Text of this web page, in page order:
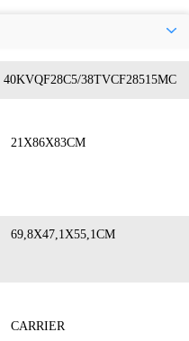
40KVQF28C5/38TVCF28515MC
21X86X83CM
69,8X47,1X55,1CM
CARRIER